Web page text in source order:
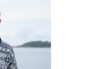
Hodnotenie obchodu